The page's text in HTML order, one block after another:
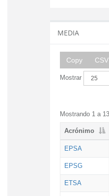
MEDIA
Copy CSV
Mostrar
Mostrando 1 a
Acrónimo
EPSA
EPSG
ETSA